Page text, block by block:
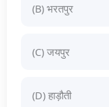
(B) भरतपुर
(C) जयपुर
(D) हाड़ौती